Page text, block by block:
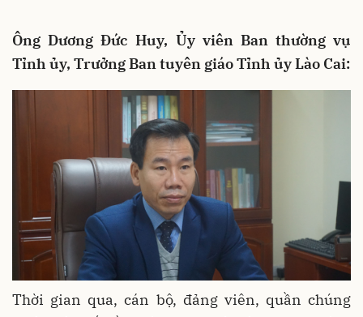
Ông Dương Đức Huy, Ủy viên Ban thường vụ
Tỉnh ủy, Trưởng Ban tuyên giáo Tỉnh ủy Lào Cai:
Thời gian qua, cán bộ, đảng viên, quần chúng